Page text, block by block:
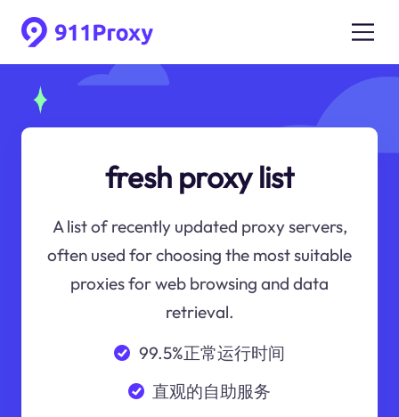
fresh proxy list
A list of recently updated proxy servers,
often used for choosing the most suitable
proxies for web browsing and data
retrieval.
99.5%正常运行时间
直观的自助服务